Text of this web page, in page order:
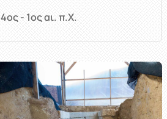
4ος - 1ος αι. π.Χ.